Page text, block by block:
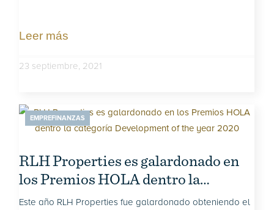
Leer más
23 septiembre, 2021
EMPREFINANZAS
RLH Properties es galardonado en
los Premios HOLA dentro la
categoría Development of the year
Este año RLH Properties fue galardonado obteniendo el